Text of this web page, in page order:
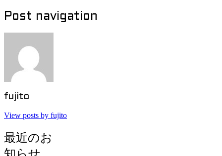
Post navigation
fujito
View posts by fujito
最近のお